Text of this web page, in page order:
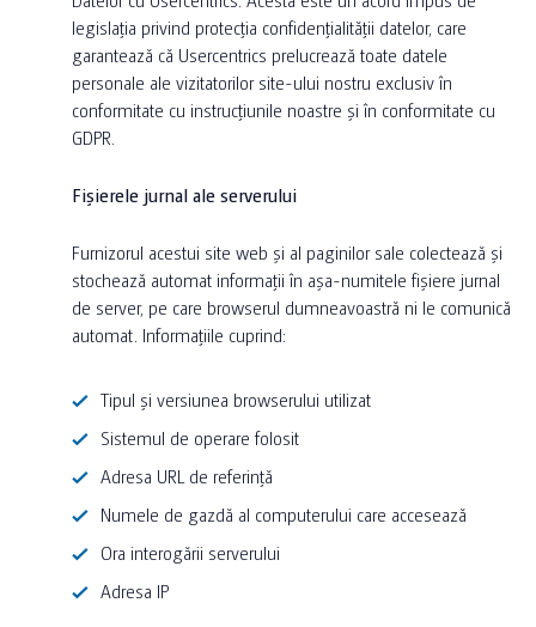
legislația privind protecția confidențialității datelor, care
garantează că Usercentrics prelucrează toate datele
personale ale vizitatorilor site-ului nostru exclusiv în
conformitate cu instrucțiunile noastre și în conformitate cu
GDPR.
Fișierele jurnal ale serverului
Furnizorul acestui site web și al paginilor sale colectează și
stochează automat informații în așa-numitele fișiere jurnal
de server, pe care browserul dumneavoastră ni le comunică
automat. Informațiile cuprind:
Tipul și versiunea browserului utilizat
Sistemul de operare folosit
Adresa URL de referință
Numele de gazdă al computerului care accesează
Ora interogării serverului
Adresa IP